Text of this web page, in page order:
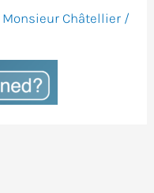
Monsieur Châtellier /